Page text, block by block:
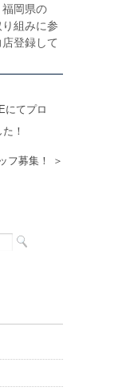
岡県の
組みに参
登録して
にてプロ
！
フ募集！ ＞